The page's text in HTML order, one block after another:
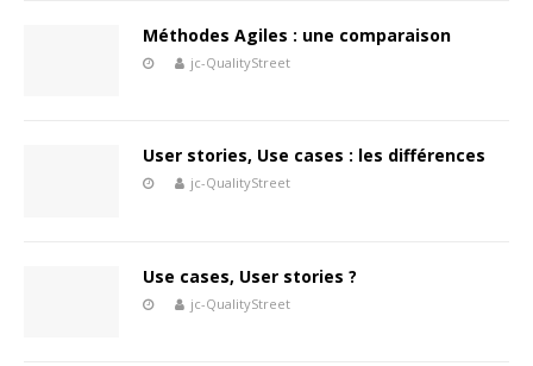
Méthodes Agiles : une comparaison
jc-QualityStreet
User stories, Use cases : les différences
jc-QualityStreet
Use cases, User stories ?
jc-QualityStreet